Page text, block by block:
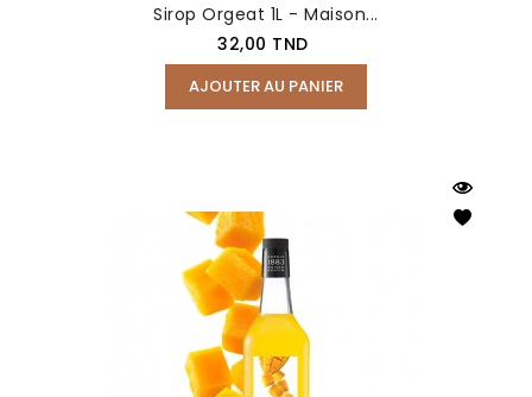
Sirop Orgeat 1L - Maison...
Prix
32,00 TND
AJOUTER AU PANIER